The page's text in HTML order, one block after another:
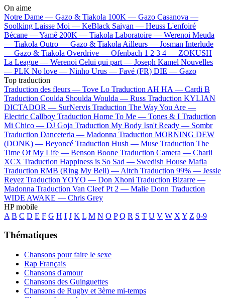
On aime
Notre Dame — Gazo & Tiakola 100K — Gazo Casanova —
Soolking Laisse Moi — KeBlack Saiyan — Heuss L'enfoiré
Bécane —Yamê 200K — Tiakola Laboratoire — Werenoi Meuda
— Tiakola Outro — Gazo & Tiakola Ailleurs — Josman Interlude
— Gazo & Tiakola Overdrive — Ofenbach 1 2 3 4 — ZOKUSH
La League — Werenoi Celui qui part — Joseph Kamel Nouvelles
— PLK No love — Ninho Urus — Favé (FR) DIE — Gazo
Top traduction
Traduction des fleurs — Tove Lo Traduction AH HA — Cardi B
Traduction Coulda Shoulda Woulda — Russ Traduction KYLIAN
DICTADOR — SurNervis Traduction The Way You Are —
Electric Callboy Traduction Home To Me — Tones & I Traduction
Mi Chico — DJ Goja Traduction My Body Isn't Ready — Sombr
Traduction Danceteria — Madonna Traduction MORNING DEW
(DONK) — Beyoncé Traduction Hush — Muse Traduction The
Time Of My Life — Benson Boone Traduction Camera — Charli
XCX Traduction Happiness is So Sad — Swedish House Mafia
Traduction RMB (Ring My Bell) — Aitch Traduction 99% — Jessie
Reyez Traduction YOYO — Don Xhoni Traduction Bizarre —
Madonna Traduction Van Cleef Pt 2 — Malie Donn Traduction
WIDE AWAKE — Chris Grey
HP mobile
A B C D E F G H I J K L M N O P Q R S T U V W X Y Z 0-9
Thématiques
Chansons pour faire le sexe
Rap Français
Chansons d'amour
Chansons des Guinguettes
Chansons de Rugby et 3ème mi-temps